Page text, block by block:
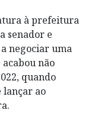
à prefeitura
senador e
negociar uma
não
quando
lançar ao